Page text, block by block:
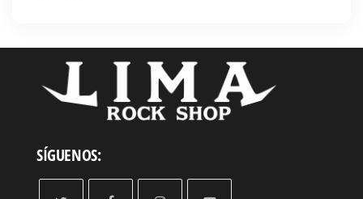
SÍGUENOS: